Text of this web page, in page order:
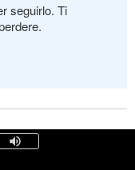
seguirlo. Ti